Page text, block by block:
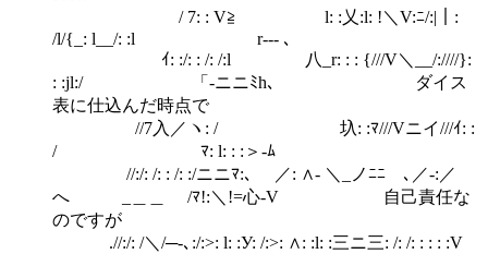
/ 7: : V≧ l: :乂:l: !＼V:ﾆ/:|｜:
/l/{_: l__/: :l r‐‐‐ ､
ｲ: :/: : /: /:l 八_r: : : {///V＼__/:////}:
: :jl:/ 「-ニニﾐh､ ダイス
表に仕込んだ時点で
//7入／ヽ: / 圦: :ﾏ///Vニイ///ｲ: :
/ ﾏ: l: : :＞‐ﾑ
//:/: /: : /: :/ニニﾏ:､ ／: ∧- ＼_ノﾆﾆゝ､／-:／
へ _＿＿ /ﾏ!:＼!=心-V 自己責任な
のですが
.//:/: /＼/─‐､:/:>: l: :У: /:>: ∧: :l: :三ニ三: /: /: : : : :V